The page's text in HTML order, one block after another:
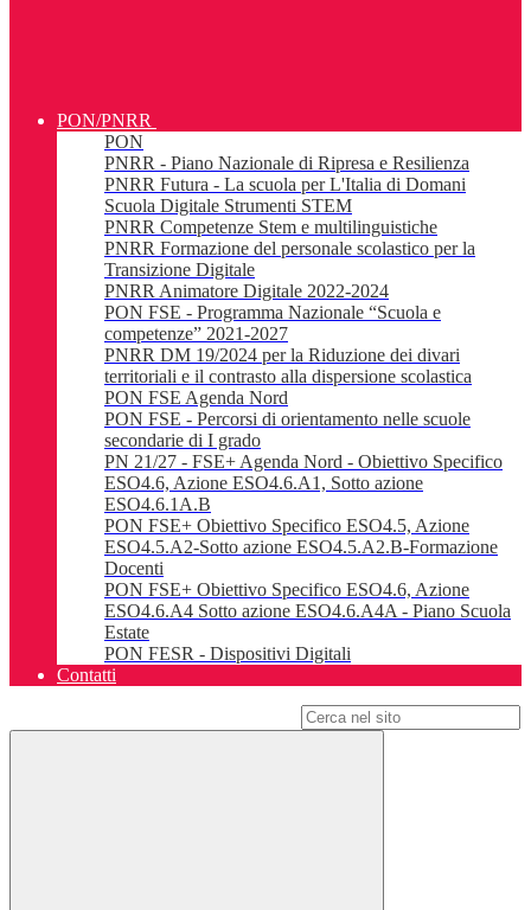
PON/PNRR
PON
PNRR - Piano Nazionale di Ripresa e Resilienza
PNRR Futura - La scuola per L'Italia di Domani
Scuola Digitale Strumenti STEM
PNRR Competenze Stem e multilinguistiche
PNRR Formazione del personale scolastico per la
Transizione Digitale
PNRR Animatore Digitale 2022-2024
PON FSE - Programma Nazionale “Scuola e
competenze” 2021-2027
PNRR DM 19/2024 per la Riduzione dei divari
territoriali e il contrasto alla dispersione scolastica
PON FSE Agenda Nord
PON FSE - Percorsi di orientamento nelle scuole
secondarie di I grado
PN 21/27 - FSE+ Agenda Nord - Obiettivo Specifico
ESO4.6, Azione ESO4.6.A1, Sotto azione
ESO4.6.1A.B
PON FSE+ Obiettivo Specifico ESO4.5, Azione
ESO4.5.A2-Sotto azione ESO4.5.A2.B-Formazione
Docenti
PON FSE+ Obiettivo Specifico ESO4.6, Azione
ESO4.6.A4 Sotto azione ESO4.6.A4A - Piano Scuola
Estate
PON FESR - Dispositivi Digitali
Contatti